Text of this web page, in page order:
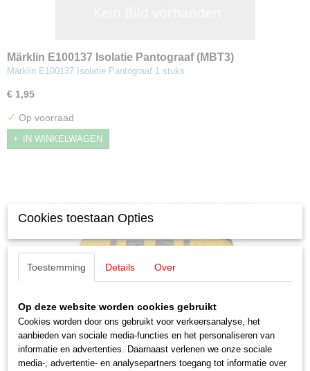
Märklin E100137 Isolatie Pantograaf (MBT3)
Märklin E100137 Isolatie Pantograaf 1 stuks
€ 1,95
✓ Op voorraad
IN WINKELWAGEN
Märklin 37809 Bahnbau Gruppe Diesellocomotief type V
Cookies toestaan Opties
Toestemming Details Over
Op deze website worden cookies gebruikt
Cookies worden door ons gebruikt voor verkeersanalyse, het
aanbieden van sociale media-functies en het personaliseren van
informatie en advertenties. Daarnaast verlenen we onze sociale
media-, advertentie- en analysepartners toegang tot informatie over